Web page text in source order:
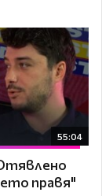
55:04
правя"